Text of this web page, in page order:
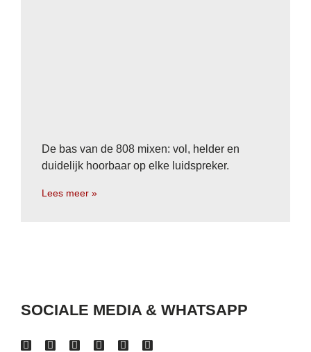
De bas van de 808 mixen: vol, helder en
duidelijk hoorbaar op elke luidspreker.
Lees meer »
SOCIALE MEDIA & WHATSAPP